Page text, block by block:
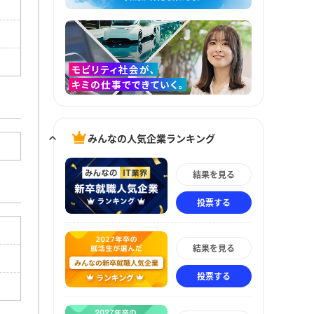
みんなの人気企業ランキング
結果を見る
投票する
結果を見る
投票する